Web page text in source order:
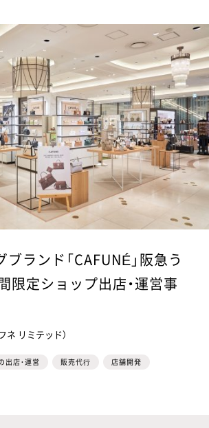
ランド「CAFUNÉ」阪急う
限定ショップ出店・運営事
ネ リミテッド）
出店・運営 販売代⾏ 店舗開発